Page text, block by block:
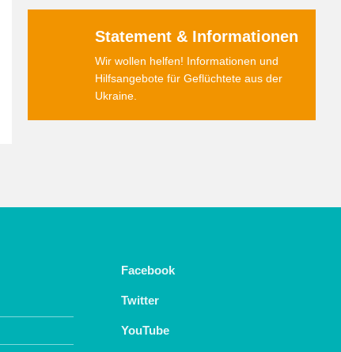
Statement & Informationen
Wir wollen helfen! Informationen und
Hilfsangebote für Geflüchtete aus der
Ukraine.
Facebook
Twitter
YouTube